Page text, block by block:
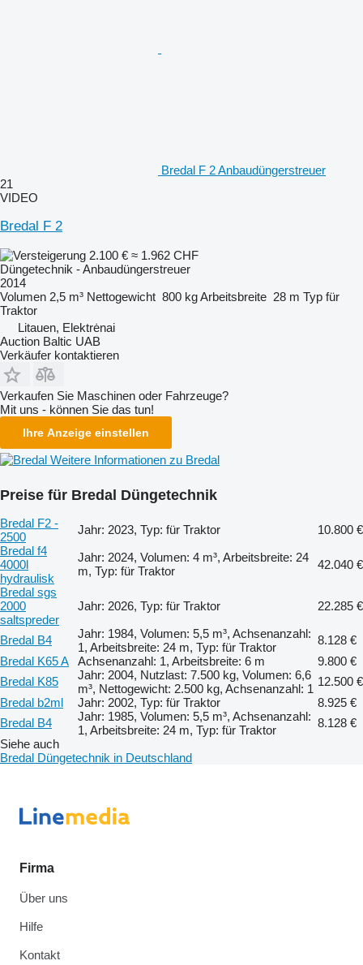
Bredal F 2 Anbaudüngerstreuer
21
VIDEO
Bredal F 2
2.100 € ≈ 1.962 CHF
Düngetechnik - Anbaudüngerstreuer
2014
Volumen 2,5 m³ Nettogewicht 800 kgArbeitsbreite 28 m Typ für
Traktor
Litauen, Elektrėnai
Auction Baltic UAB
Verkäufer kontaktieren
Verkaufen Sie Maschinen oder Fahrzeuge?
Mit uns - können Sie das tun!
Ihre Anzeige einstellen
Weitere Informationen zu Bredal
Preise für Bredal Düngetechnik
Bredal F2 -
2500
Jahr: 2023, Typ: für Traktor
10.800 €
Bredal f4
4000l
hydraulisk
Jahr: 2024, Volumen: 4 m³, Arbeitsbreite: 24
m, Typ: für Traktor
42.040 €
Bredal sgs
2000
saltspreder
Jahr: 2026, Typ: für Traktor 22.285 €
Bredal B4
Jahr: 1984, Volumen: 5,5 m³, Achsenanzahl:
1, Arbeitsbreite: 24 m, Typ: für Traktor
8.128 €
Bredal K65 A
Achsenanzahl: 1, Arbeitsbreite: 6 m
9.800 €
Bredal K85
Jahr: 2004, Nutzlast: 7.500 kg, Volumen: 6,6
m³, Nettogewicht: 2.500 kg, Achsenanzahl: 1
12.500 €
Bredal b2ml
Jahr: 2002, Typ: für Traktor
8.925 €
Bredal B4
Jahr: 1985, Volumen: 5,5 m³, Achsenanzahl:
1, Arbeitsbreite: 24 m, Typ: für Traktor
8.128 €
Siehe auch
Bredal Düngetechnik in Deutschland
Firma
Über uns
Hilfe
Kontakt